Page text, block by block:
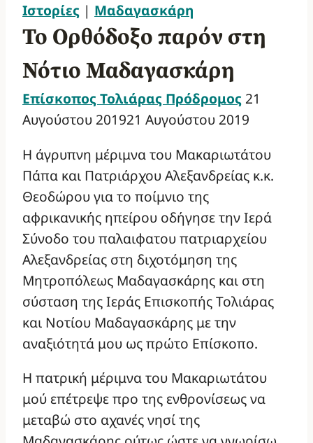
Ιστορίες | Μαδαγασκάρη
Το Ορθόδοξο παρόν στη
Νότιο Μαδαγασκάρη
Επίσκοπος Τολιάρας Πρόδρομος 21
Αυγούστου 201921 Αυγούστου 2019
Η άγρυπνη μέριμνα του Μακαριωτάτου
Πάπα και Πατριάρχου Αλεξανδρείας κ.κ.
Θεοδώρου για το ποίμνιο της
αφρικανικής ηπείρου οδήγησε την Ιερά
Σύνοδο του παλαιφατου πατριαρχείου
Αλεξανδρείας στη διχοτόμηση της
Μητροπόλεως Μαδαγασκάρης και στη
σύσταση της Ιεράς Επισκοπής Τολιάρας
και Νοτίου Μαδαγασκάρης με την
αναξιότητά μου ως πρώτο Επίσκοπο.
Η πατρική μέριμνα του Μακαριωτάτου
μού επέτρεψε προ της ενθρονίσεως να
μεταβώ στο αχανές νησί της